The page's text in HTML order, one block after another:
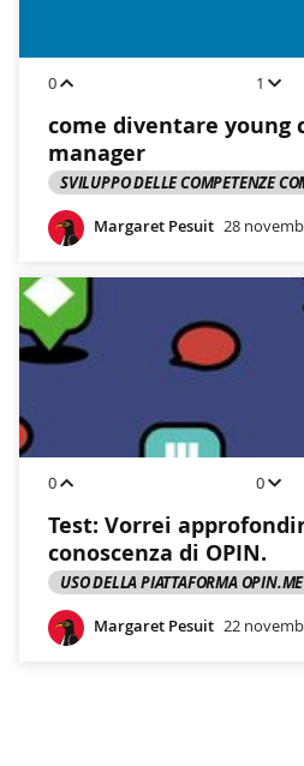
0 1
come diventare young
manager
SVILUPPO DELLE COMPETENZE
Margaret Pesuit 28
0 0
Test: Vorrei
conoscenza di OPIN.
USO DELLA PIATTAFORMA OPIN.ME
Margaret Pesuit 22